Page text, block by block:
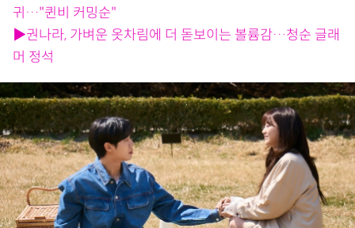
귀…"퀸비 커밍순"
▶권나라, 가벼운 옷차림에 더 돋보이는 볼륨감…청순 글래
머 정석